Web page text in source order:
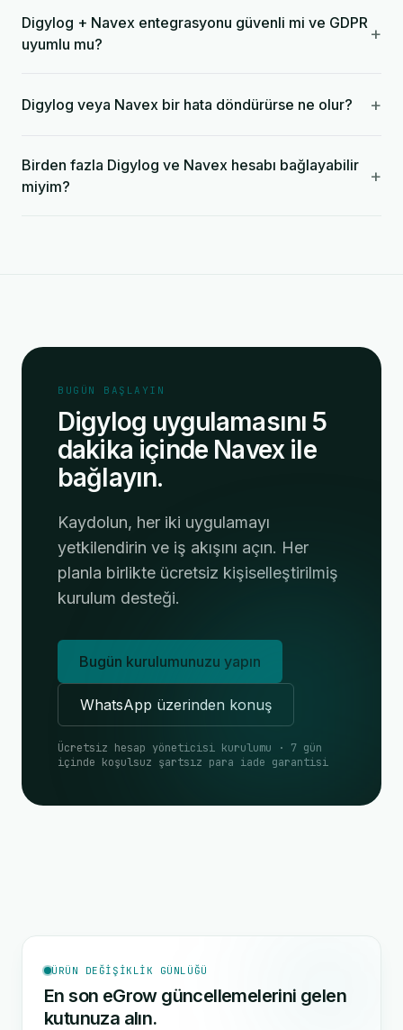
Digylog + Navex entegrasyonu güvenli mi ve GDPR
uyumlu mu?
+
Digylog veya Navex bir hata döndürürse ne olur? +
Birden fazla Digylog ve Navex hesabı bağlayabilir
miyim?
+
BUGÜN BAŞLAYIN
Digylog uygulamasını 5
dakika içinde Navex ile
bağlayın.
Kaydolun, her iki uygulamayı
yetkilendirin ve iş akışını açın. Her
planla birlikte ücretsiz kişiselleştirilmiş
kurulum desteği.
Bugün kurulumunuzu yapın
WhatsApp üzerinden konuş
Ücretsiz hesap yöneticisi kurulumu · 7 gün
içinde koşulsuz şartsız para iade garantisi
ÜRÜN DEĞIŞIKLIK GÜNLÜĞÜ
En son eGrow güncellemelerini gelen
kutunuza alın.